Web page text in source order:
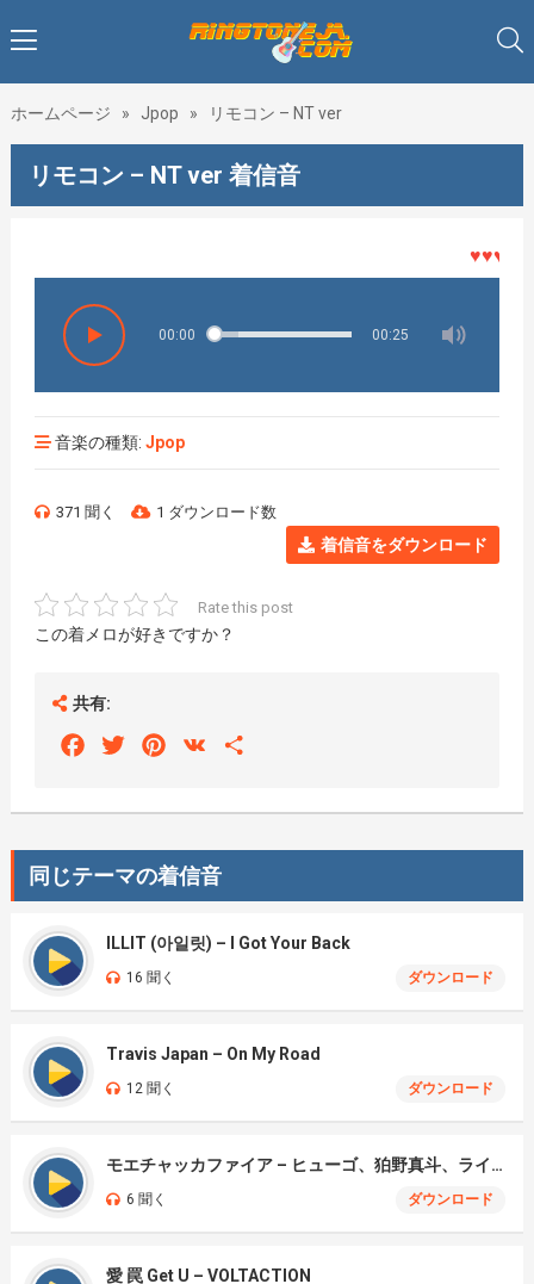
ホームページ » Jpop » リモコン – NT ver
リモコン – NT ver 着信音
♥♥♥着メ
00:00 00:25
音楽の種類: Jpop
371 聞く 1 ダウンロード数
着信音をダウンロード
Rate this post
この着メロが好きですか？
共有:
FacebookTwitterPinterest
VK
同じテーマの着信音
ILLIT (아일릿) – I Got Your Back
16 聞く ダウンロード
Travis Japan – On My Road
12 聞く ダウンロード
モエチャッカファイア – ヒューゴ、狛野真斗、ライト、セヴェリアン (Cover )
6 聞く ダウンロード
愛 罠 Get U – VOLTACTION